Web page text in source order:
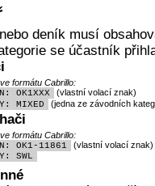
deník musí
se účastník
formátu Cabrillo:
OK1XXX
(vlastní volací znak)
MIXED
(jedna ze závodních
formátu Cabrillo:
OK1-11861
(vlastní volací znak)
SWL